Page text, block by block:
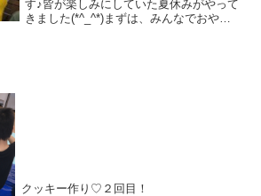
す♪皆が楽しみにしていた夏休みがやって
きました(*^_^*)まずは、みんなでおやつ
クッキー作り♡２回目！